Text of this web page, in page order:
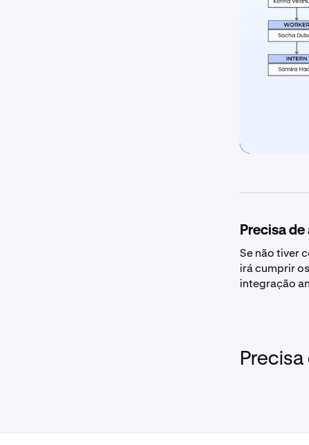
Precisa
Se não tiver
irá cumprir
integração